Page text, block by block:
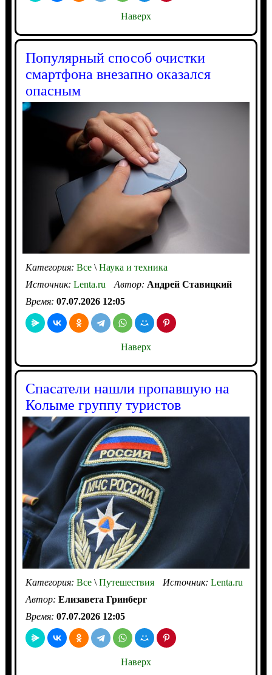
Наверх
Популярный способ очистки
смартфона внезапно оказался
опасным
Категория: Все\Наука и техника
Источник: Lenta.ru Автор: Андрей Ставицкий
Время: 07.07.2026 12:05
Наверх
Спасатели нашли пропавшую на
Колыме группу туристов
Категория: Все\Путешествия Источник: Lenta.ru
Автор: Елизавета Гринберг
Время: 07.07.2026 12:05
Наверх